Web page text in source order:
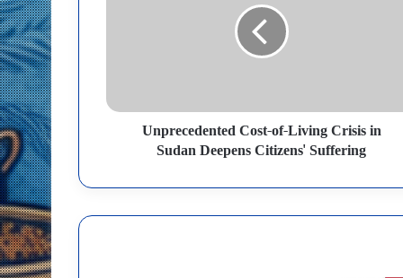
Unprecedented Cost-of-Living Crisis in
Sudan Deepens Citizens' Suffering